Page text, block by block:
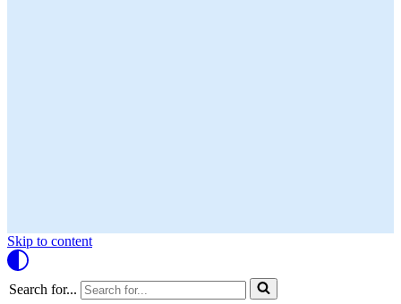
Skip to content
Search for...